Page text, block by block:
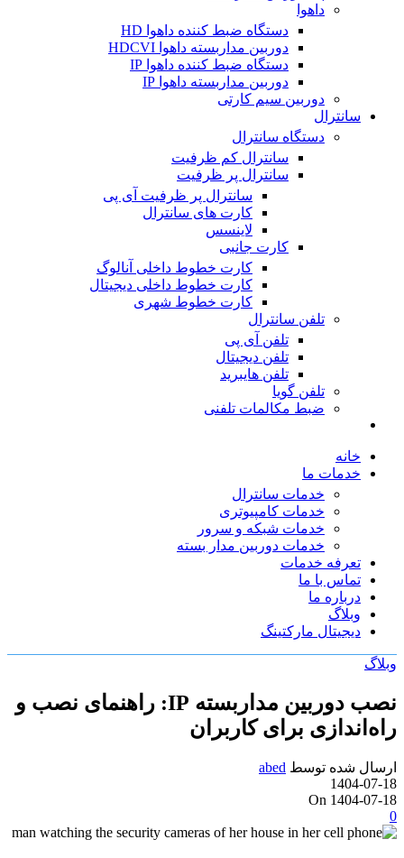
داهوا
دستگاه ضبط کننده داهوا HD
دوربین مداربسته داهوا HDCVI
دستگاه ضبط کننده داهوا IP
دوربین مداربسته داهوا IP
دوربین سیم کارتی
سانترال
دستگاه سانترال
سانترال کم ظرفیت
سانترال پر ظرفیت
سانترال پر ظرفیت آی پی
کارت های سانترال
لاینسس
کارت جانبی
کارت خطوط داخلی آنالوگ
کارت خطوط داخلی دیجیتال
کارت خطوط شهری
تلفن سانترال
تلفن آی پی
تلفن دیجیتال
تلفن هایبرید
تلفن گویا
ضبط مکالمات تلفنی
خانه
خدمات ما
خدمات سانترال
خدمات کامپیوتری
خدمات شبکه و سرور
خدمات دوربین مدار بسته
تعرفه خدمات
تماس با ما
درباره ما
وبلاگ
دیجیتال مارکتینگ
وبلاگ
نصب دوربین مداربسته IP: راهنمای نصب و
راه‌اندازی برای کاربران
ارسال شده توسط abed
1404-07-18
On 1404-07-18
0